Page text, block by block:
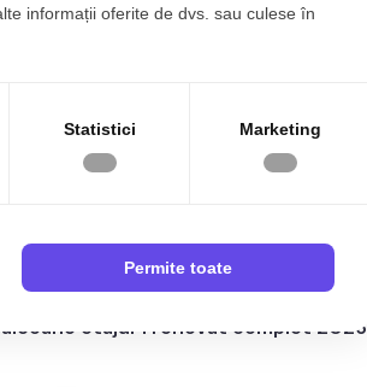
+ balcon etaj 2 mobilat utilat
etajul 1 renovat complet 2026
informații oferite de dvs. sau culese în
Statistici Marketing
Permite toate